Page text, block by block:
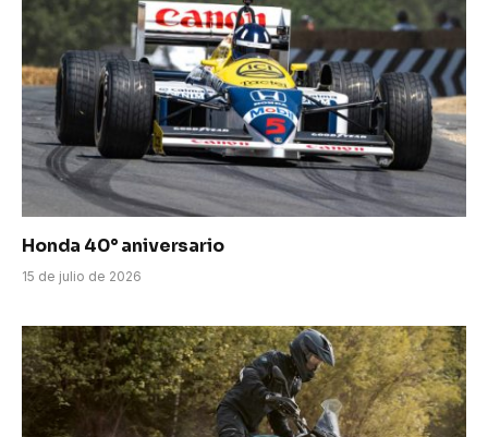
Honda 40° aniversario
15 de julio de 2026